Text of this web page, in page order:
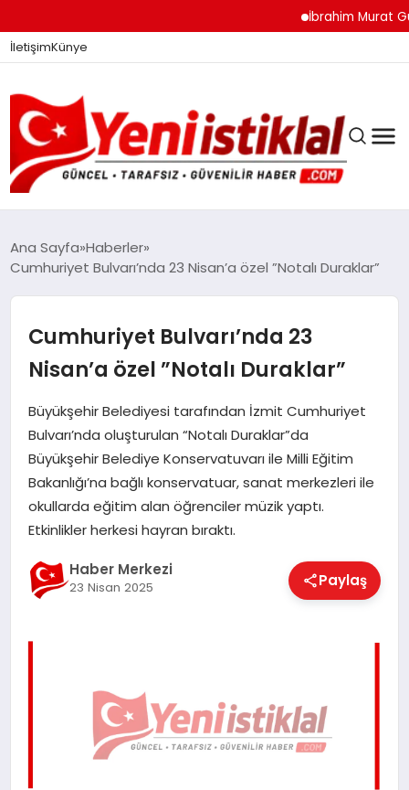
İbrahim Murat
İletişimKünye
GÜNDEM
DÜNYA
EĞITIM
EKONOMI
MAGAZIN
Ana Sayfa Haberler
Cumhuriyet Bulvarı’nda 23 Nisan’a özel ”Notalı Duraklar”
Cumhuriyet Bulvarı’nda 23
Nisan’a özel ”Notalı Duraklar”
Büyükşehir Belediyesi tarafından İzmit Cumhuriyet
Bulvarı’nda oluşturulan “Notalı Duraklar”da
Büyükşehir Belediye Konservatuvarı ile Milli Eğitim
Bakanlığı’na bağlı konservatuar, sanat merkezleri ile
okullarda eğitim alan öğrenciler müzik yaptı.
Etkinlikler herkesi hayran bıraktı.
Haber Merkezi
23 Nisan 2025 Paylaş